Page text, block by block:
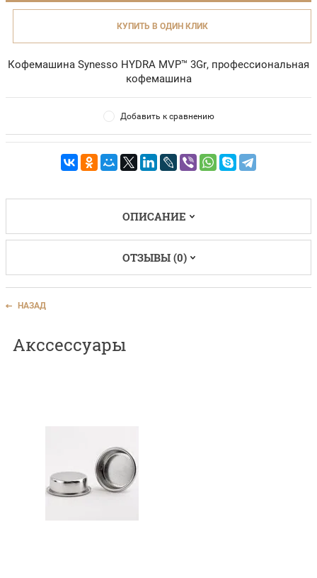
КУПИТЬ В ОДИН КЛИК
Кофемашина Synesso HYDRA MVP™ 3Gr, профессиональная
кофемашина
Добавить к сравнению
ОПИСАНИЕ
ОТЗЫВЫ (0)
НАЗАД
Акссессуары